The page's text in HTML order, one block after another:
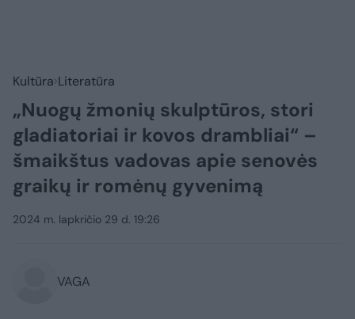
Kultūra Literatūra
„Nuogų žmonių skulptūros, stori
gladiatoriai ir kovos drambliai“ –
šmaikštus vadovas apie senovės
graikų ir romėnų gyvenimą
2024 m. lapkričio 29 d. 19:26
VAGA